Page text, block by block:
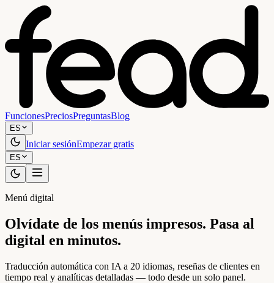
FuncionesPreciosPreguntasBlog
ES
Iniciar sesiónEmpezar gratis
ES
Menú digital
Olvídate de los menús impresos. Pasa al
digital en minutos.
Traducción automática con IA a 20 idiomas, reseñas de clientes en
tiempo real y analíticas detalladas — todo desde un solo panel.